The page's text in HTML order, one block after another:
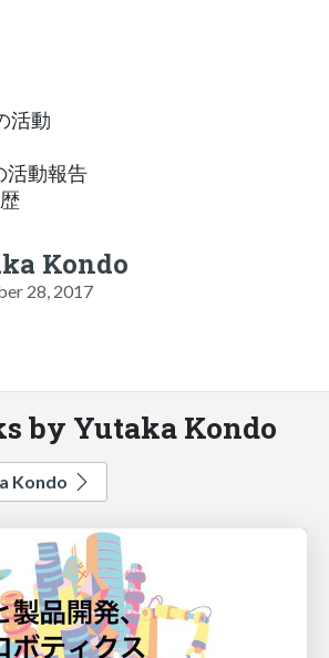
活動
活動報告
Kondo
28, 2017
by Yutaka Kondo
Kondo